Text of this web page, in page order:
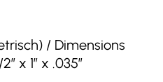
/ Dimensions
x 1″ x .035″